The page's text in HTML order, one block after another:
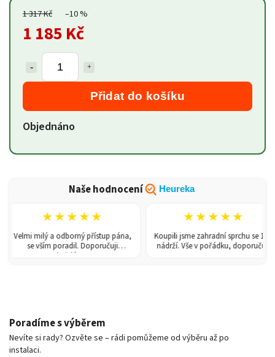
1 317 Kč –10 %
1 185 Kč
Přidat do košíku
Objednáno
Naše hodnocení Heureka
★★★★★
Velmi milý a odborný přístup pána,
se vším poradil. Doporučuji
každému!
★★★★★
Koupili jsme zahradní sprchu se 150l
nádrží. Vše v pořádku, doporučuji.
Poradíme s výběrem
Nevíte si rady? Ozvěte se – rádi pomůžeme od výběru až po
instalaci.